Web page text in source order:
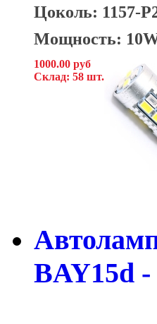
Цоколь: 1157-
Мощность:
1000.00 руб
Склад: 58 шт.
BAY15d